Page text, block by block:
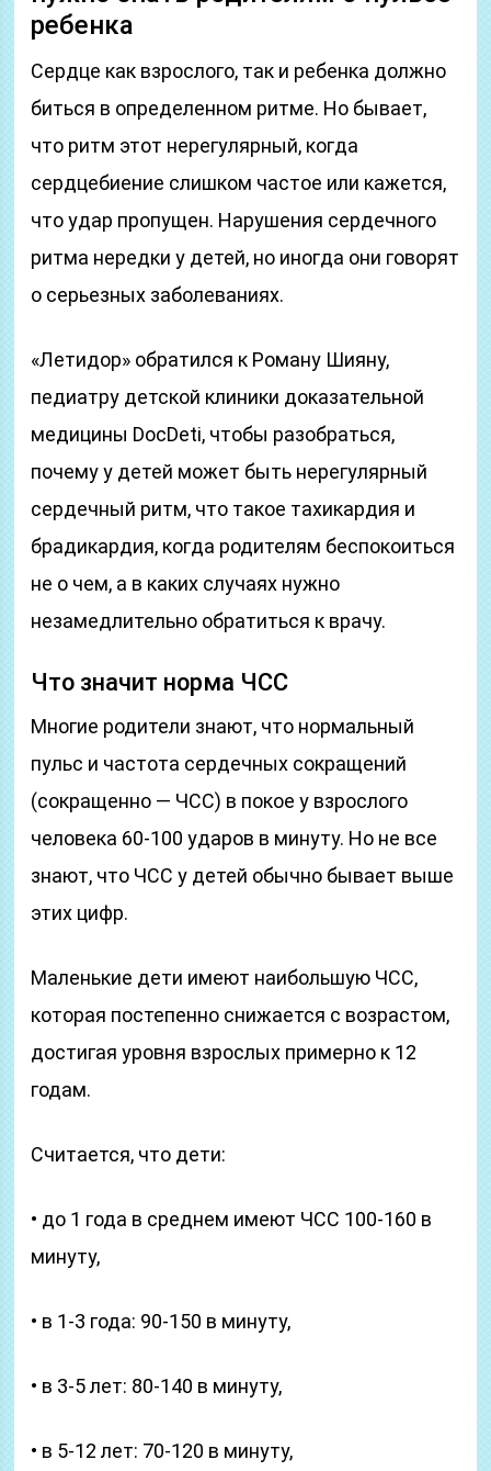
ребенка
Сердце как взрослого, так и ребенка должно
биться в определенном ритме. Но бывает,
что ритм этот нерегулярный, когда
сердцебиение слишком частое или кажется,
что удар пропущен. Нарушения сердечного
ритма нередки у детей, но иногда они говорят
о серьезных заболеваниях.
«Летидор» обратился к Роману Шияну,
педиатру детской клиники доказательной
медицины DocDeti, чтобы разобраться,
почему у детей может быть нерегулярный
сердечный ритм, что такое тахикардия и
брадикардия, когда родителям беспокоиться
не о чем, а в каких случаях нужно
незамедлительно обратиться к врачу.
Что значит норма ЧСС
Многие родители знают, что нормальный
пульс и частота сердечных сокращений
(сокращенно — ЧСС) в покое у взрослого
человека 60-100 ударов в минуту. Но не все
знают, что ЧСС у детей обычно бывает выше
этих цифр.
Маленькие дети имеют наибольшую ЧСС,
которая постепенно снижается с возрастом,
достигая уровня взрослых примерно к 12
годам.
Считается, что дети:
• до 1 года в среднем имеют ЧСС 100-160 в
минуту,
• в 1-3 года: 90-150 в минуту,
• в 3-5 лет: 80-140 в минуту,
• в 5-12 лет: 70-120 в минуту,